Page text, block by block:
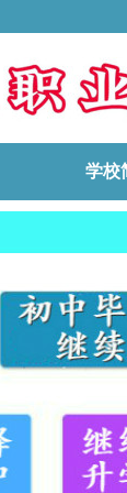
学校